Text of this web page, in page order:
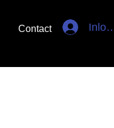
Contact